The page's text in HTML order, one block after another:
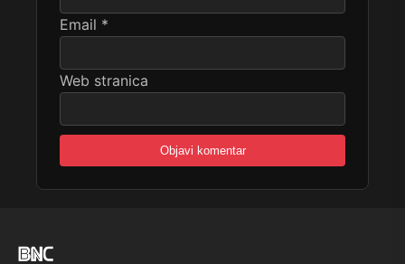
Email *
Web stranica